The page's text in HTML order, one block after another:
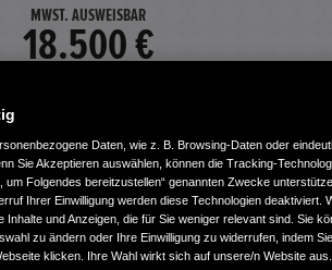
MWST. AUSWEISBAR
18.500 €
Daten, wie z. B. Browsing-Daten oder
Sie Akzeptieren auswählen, können die Tracking-
um Folgendes bereitzustellen“ genannten Zwecke
Ihrer Einwilligung werden diese Technologien deaktiviert.
und Anzeigen, die für Sie weniger relevant sind. Sie
zu ändern oder Ihre Einwilligung zu widerrufen, indem
klicken. Ihre Wahl wirkt sich auf unsere/n Website